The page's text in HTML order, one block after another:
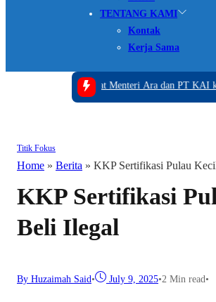
TENTANG KAMI
Kontak
Kerja Sama
Hercules Gugat Menteri Ara dan PT KAI ke
Titik Fokus
Home » Berita » KKP Sertifikasi Pulau
KKP Sertifikasi
Beli Ilegal
By Huzaimah Said• July 9, 2025•2 Min read•